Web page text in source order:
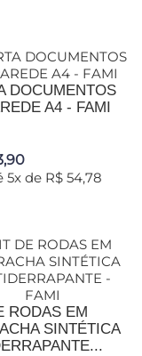
DOCUMENTOS
A4 - FAMI
5x de R$ 54,78
RODAS EM
SINTÉTICA